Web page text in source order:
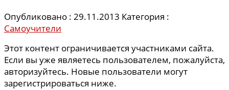
Опубликовано : 29.11.2013 Категория :
Самоучители
Этот контент ограничивается участниками сайта.
Если вы уже являетесь пользователем, пожалуйста,
авторизуйтесь. Новые пользователи могут
зарегистрироваться ниже.